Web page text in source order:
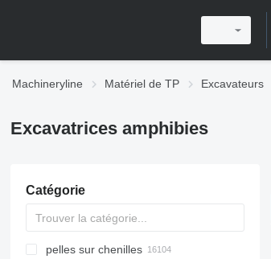
Machineryline Matériel de TP Excavateurs
Excavatrices amphibies
Catégorie
pelles sur chenilles